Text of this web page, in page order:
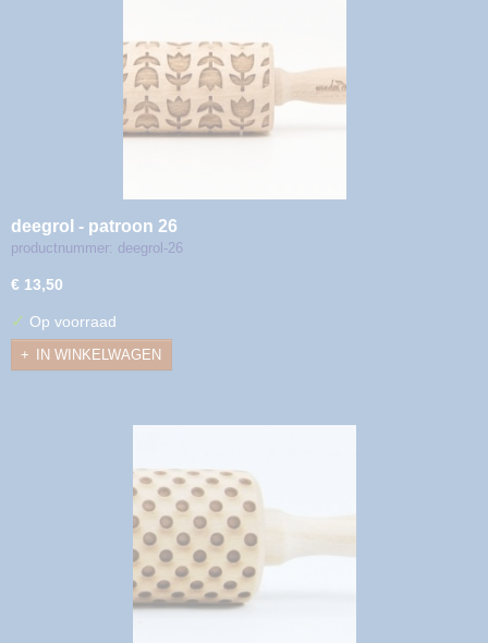
deegrol - patroon 26
productnummer: deegrol-26
€ 13,50
✓ Op voorraad
IN WINKELWAGEN